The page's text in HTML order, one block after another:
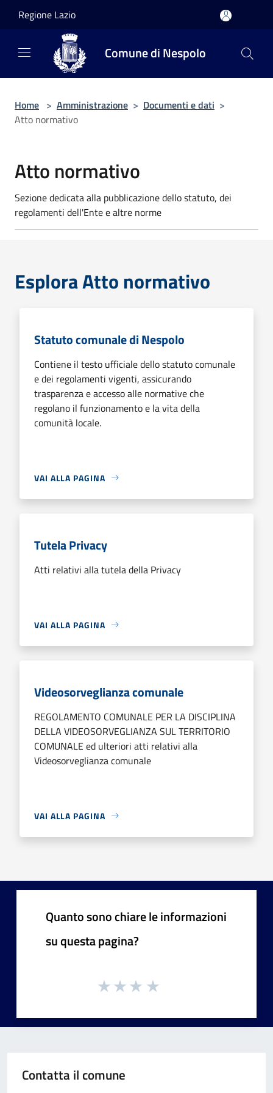
Regione Lazio
Comune di Nespolo
Home > Amministrazione > Documenti e dati >
Atto normativo
Atto normativo
Sezione dedicata alla pubblicazione dello statuto, dei
regolamenti dell'Ente e altre norme
Esplora Atto normativo
Statuto comunale di Nespolo
Contiene il testo ufficiale dello statuto comunale
e dei regolamenti vigenti, assicurando
trasparenza e accesso alle normative che
regolano il funzionamento e la vita della
comunità locale.
VAI ALLA PAGINA
Tutela Privacy
Atti relativi alla tutela della Privacy
VAI ALLA PAGINA
Videosorveglianza comunale
REGOLAMENTO COMUNALE PER LA DISCIPLINA
DELLA VIDEOSORVEGLIANZA SUL TERRITORIO
COMUNALE ed ulteriori atti relativi alla
Videosorveglianza comunale
VAI ALLA PAGINA
Quanto sono chiare le informazioni
su questa pagina?
Contatta il comune